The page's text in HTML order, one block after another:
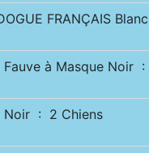
FRANÇAIS
Fauve à Masque Noir
Noir : 2 Chiens